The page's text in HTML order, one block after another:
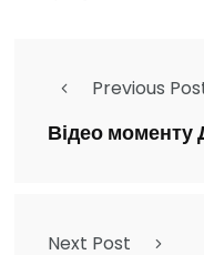
Previous
Відео моменту
Next Post